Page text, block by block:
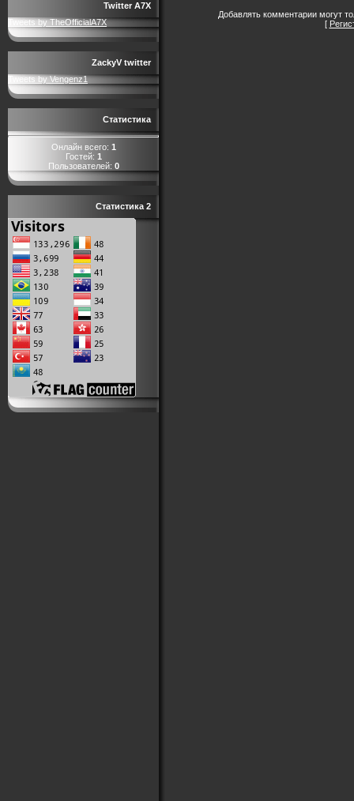
Twitter A7X
Tweets by TheOfficialA7X
ZackyV twitter
Tweets by Vengenz1
Статистика
Онлайн всего: 1
Гостей: 1
Пользователей: 0
Статистика 2
Добавлять комментарии могут
[